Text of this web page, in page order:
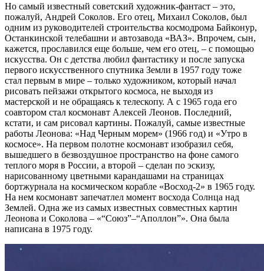
Но самый известный советский художник-фантаст – это,
пожалуй, Андрей Соколов. Его отец, Михаил Соколов, был
одним из руководителей строительства космодрома Байконур,
Останкинской телебашни и автозавода «ВАЗ». Впрочем, сын,
кажется, прославился еще больше, чем его отец, – с помощью
искусства. Он с детства любил фантастику и после запуска
первого искусственного спутника Земли в 1957 году тоже
стал первым в мире – только художником, который начал
рисовать пейзажи открытого космоса, не выходя из
мастерской и не обращаясь к телескопу. А с 1965 года его
соавтором стал космонавт Алексей Леонов. Последний,
кстати, и сам рисовал картины. Пожалуй, самые известные
работы Леонова: «Над Черным морем» (1966 год) и «Утро в
космосе». На первом полотне космонавт изобразил себя,
вышедшего в безвоздушное пространство на фоне самого
теплого моря в России, а второй – сделан по эскизу,
нарисованному цветными карандашами на страницах
бортжурнала на космическом корабле «Восход-2» в 1965 году.
На нем космонавт запечатлел момент восхода Солнца над
Землей. Одна же из самых известных совместных картин
Леонова и Соколова – «“Союз”–“Аполлон”». Она была
написана в 1975 году.